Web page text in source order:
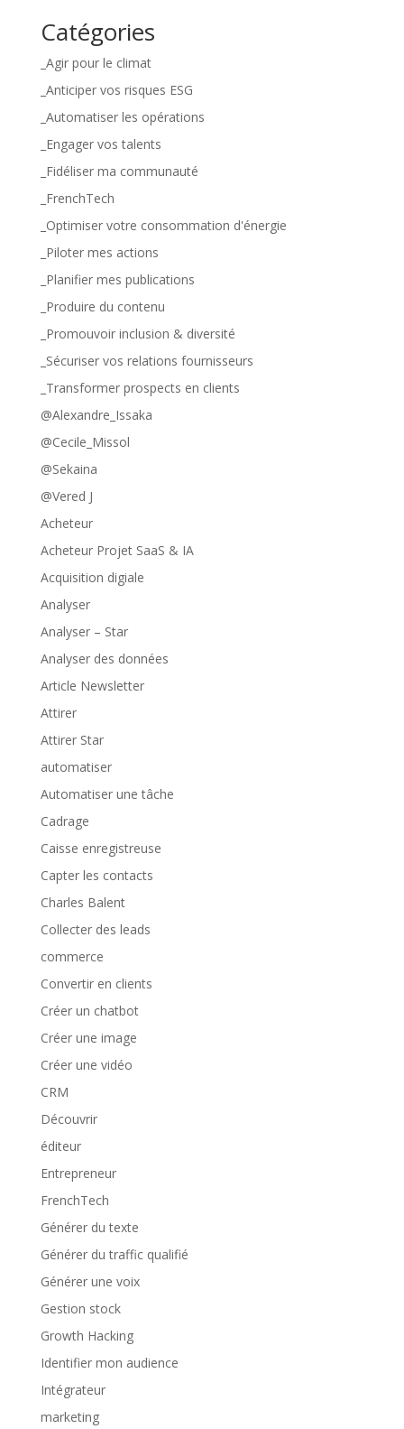
Catégories
_Agir pour le climat
_Anticiper vos risques ESG
_Automatiser les opérations
_Engager vos talents
_Fidéliser ma communauté
_FrenchTech
_Optimiser votre consommation d'énergie
_Piloter mes actions
_Planifier mes publications
_Produire du contenu
_Promouvoir inclusion & diversité
_Sécuriser vos relations fournisseurs
_Transformer prospects en clients
@Alexandre_Issaka
@Cecile_Missol
@Sekaina
@Vered J
Acheteur
Acheteur Projet SaaS & IA
Acquisition digiale
Analyser
Analyser – Star
Analyser des données
Article Newsletter
Attirer
Attirer Star
automatiser
Automatiser une tâche
Cadrage
Caisse enregistreuse
Capter les contacts
Charles Balent
Collecter des leads
commerce
Convertir en clients
Créer un chatbot
Créer une image
Créer une vidéo
CRM
Découvrir
éditeur
Entrepreneur
FrenchTech
Générer du texte
Générer du traffic qualifié
Générer une voix
Gestion stock
Growth Hacking
Identifier mon audience
Intégrateur
marketing